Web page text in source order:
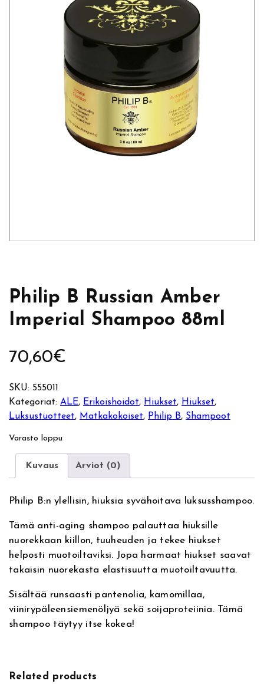
Philip B Russian Amber
Imperial Shampoo 88ml
70,60€
SKU: 555011
Kategoriat:ALE, Erikoishoidot, Hiukset, Hiukset
Luksustuotteet, Matkakokoiset, Philip B, Shampoot
Varasto loppu
Kuvaus Arviot (0)
Philip B:n ylellisin, hiuksia syvähoitava luksusshampoo.
Tämä anti-aging shampoo palauttaa hiuksille
nuorekkaan kiillon, tuuheuden ja tekee hiukset
helposti muotoiltaviksi. Jopa harmaat hiukset saavat
takaisin nuorekasta elastisuutta muotoiltavuutta.
Sisältää runsaasti pantenolia, kamomillaa,
viinirypäleensiemenöljyä sekä soijaproteiinia. Tämä
shampoo täytyy itse kokea!
Related products